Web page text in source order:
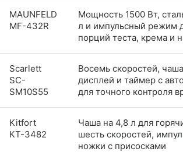
MAUNFELD
MF-432R
Мощность 1500 Вт,
л и импульсный режим
порций теста, крема и
Scarlett
SC-
SM10S55
Восемь скоростей,
дисплей и таймер с
для точного контроля
Kitfort
КТ-3482
Чаша на 4,8 л для
шесть скоростей,
ножки с присосками